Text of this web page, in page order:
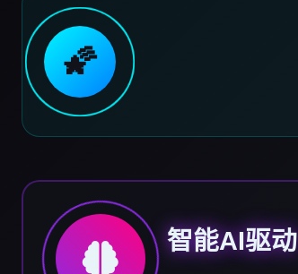
🌠
智能AI驱动